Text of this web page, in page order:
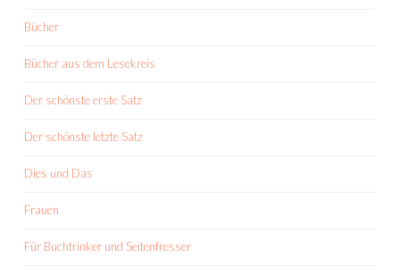
Bücher
Bücher aus dem Lesekreis
Der schönste erste Satz
Der schönste letzte Satz
Dies und Das
Frauen
Für Buchtrinker und Seitenfresser